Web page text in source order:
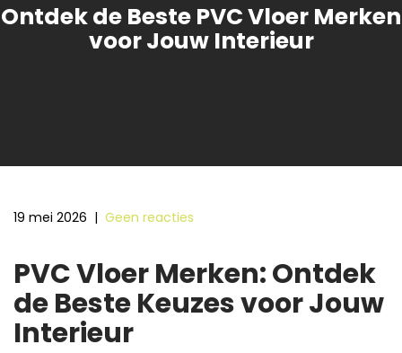
Ontdek de Beste PVC Vloer Merken
voor Jouw Interieur
19 mei 2026 | Geen reacties
PVC Vloer Merken: Ontdek
de Beste Keuzes voor Jouw
Interieur